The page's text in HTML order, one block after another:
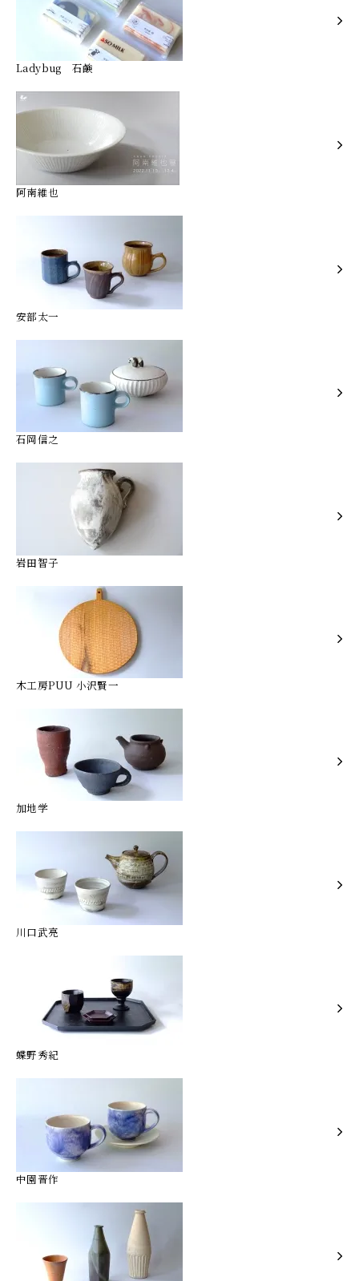
Ladybug 石鹸
阿南維也
安部太一
石岡信之
岩田智子
木工房PUU 小沢賢一
加地学
川口武亮
蝶野秀紀
中園晋作